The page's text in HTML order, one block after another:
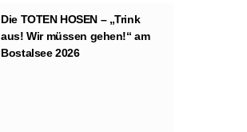
Die TOTEN HOSEN – „Trink
aus! Wir müssen gehen!“ am
Bostalsee 2026